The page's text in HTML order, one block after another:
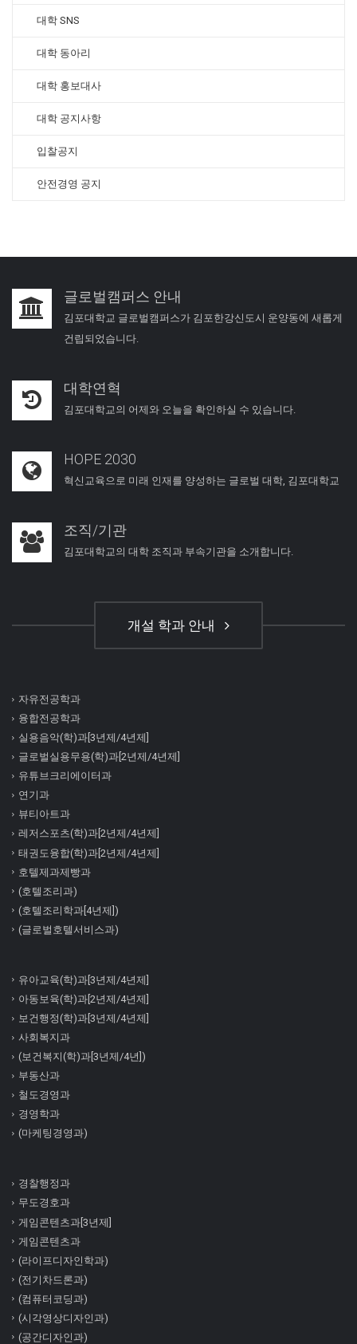
대학 SNS
대학 동아리
대학 홍보대사
대학 공지사항
입찰공지
안전경영 공지
글로벌캠퍼스 안내
김포대학교 글로벌캠퍼스가 김포한강신도시 운양동에 새롭게
건립되었습니다.
대학연혁
김포대학교의 어제와 오늘을 확인하실 수 있습니다.
HOPE 2030
혁신교육으로 미래 인재를 양성하는 글로벌 대학, 김포대학교
조직/기관
김포대학교의 대학 조직과 부속기관을 소개합니다.
개설 학과 안내
자유전공학과
융합전공학과
실용음악(학)과[3년제/4년제]
글로벌실용무용(학)과[2년제/4년제]
유튜브크리에이터과
연기과
뷰티아트과
레저스포츠(학)과[2년제/4년제]
태권도융합(학)과[2년제/4년제]
호텔제과제빵과
(호텔조리과)
(호텔조리학과[4년제])
(글로벌호텔서비스과)
유아교육(학)과[3년제/4년제]
아동보육(학)과[2년제/4년제]
보건행정(학)과[3년제/4년제]
사회복지과
(보건복지(학)과[3년제/4년])
부동산과
철도경영과
경영학과
(마케팅경영과)
경찰행정과
무도경호과
게임콘텐츠과[3년제]
게임콘텐츠과
(라이프디자인학과)
(전기차드론과)
(컴퓨터코딩과)
(시각영상디자인과)
(공간디자인과)